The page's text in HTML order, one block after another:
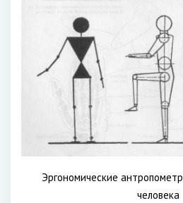
Эргономические
человека